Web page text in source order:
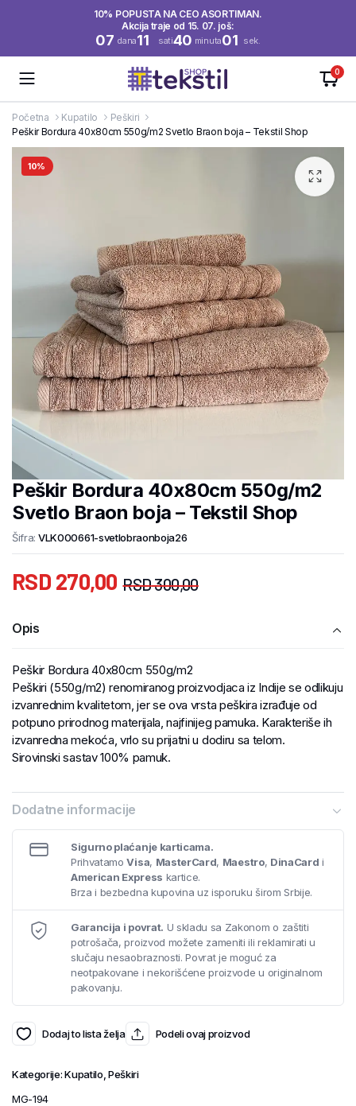
10% POPUSTA NA CEO ASORTIMAN.
Akcija traje od 15. 07. još:
07 dana11 sati40 minuta01 sek.
0
Početna Kupatilo
Peškiri
Peškir Bordura 40x80cm 550g/m2 Svetlo Braon boja – Tekstil Shop
10%
Peškir Bordura 40x80cm 550g/m2
Svetlo Braon boja – Tekstil Shop
Šifra: VLK000661-svetlobraonboja26
RSD300,00
RSD 270,00
Opis
Peškir Bordura 40x80cm 550g/m2
Peškiri (550g/m2) renomiranog proizvodjaca iz Indije se odlikuju
izvanrednim kvalitetom, jer se ova vrsta peškira izrađuje od
potpuno prirodnog materijala, najfinijeg pamuka. Karakteriše ih
izvanredna mekoća, vrlo su prijatni u dodiru sa telom.
Sirovinski sastav 100% pamuk.
Dodatne informacije
Sigurno plaćanje karticama.
PrihvatamoVisa, MasterCard, Maestro, DinaCard i
American Express kartice.
Brza i bezbedna kupovina uz isporuku širom Srbije.
Garancija i povrat. U skladu sa Zakonom o zaštiti
potrošača, proizvod možete zameniti ili reklamirati u
slučaju nesaobraznosti. Povrat je moguć za
neotpakovane i nekorišćene proizvode u originalnom
pakovanju.
Dodaj to lista želja Podeli ovaj proizvod
Kategorije:Kupatilo Peškiri
MG-194